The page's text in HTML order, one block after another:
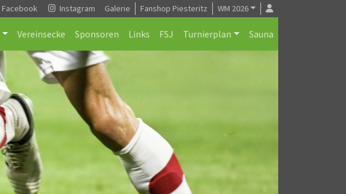
Facebook Instagram Galerie Fanshop Piesteritz WM 2026
Vereinsecke Sponsoren Links FSJ Turnierplan Sauna